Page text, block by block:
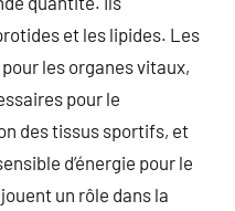
et les lipides. Les
les organes vitaux,
pour le
des tissus sportifs, et
d’énergie pour le
un rôle dans la